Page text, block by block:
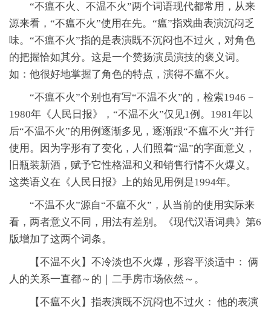
“不瘟不火、不温不火”两个词语现代都常用，从来
源来看，“不瘟不火”使用在先。“瘟”指戏曲表演沉闷乏
味。“不瘟不火”指的是表演既不沉闷也不过火，对角色
的把握恰如其分。这是一个赞扬演员演技的褒义词。
如：他很好地掌握了角色的特点，演得不瘟不火。
“不瘟不火”个别也有写“不温不火”的，检索1946－
1980年《人民日报》，“不温不火”仅见1例。1981年以
后“不温不火”的用例逐渐多见，逐渐跟“不瘟不火”并行
使用。因为字形有了变化，人们照着“温”的字面意义，
旧瓶装新酒，赋予它性格温和义和销售行情不火爆义。
这类语义在《人民日报》上的始见用例是1994年。
“不温不火”源自“不瘟不火”，从当前的使用实际来
看，两者意义不同，用法有差别。《现代汉语词典》第6
版增加了这两个词条。
【不温不火】不冷淡也不火爆，形容平淡适中： 俩
人的关系一直都～的｜二手房市场依然～。
【不瘟不火】指表演既不沉闷也不过火： 他的表演